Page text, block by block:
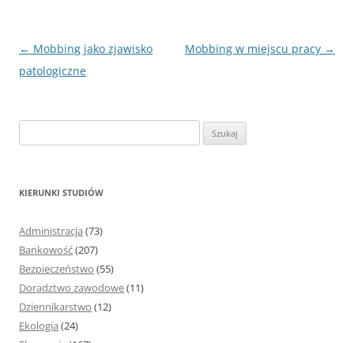
Nawigacja
wpisu
← Mobbing jako zjawisko
patologiczne
Mobbing w miejscu pracy →
z
KIERUNKI STUDIÓW
Administracja (73)
Bankowość(207)
Bezpieczeństwo (55)
Doradztwo zawodowe(11)
Dziennikarstwo (12)
Ekologia (24)